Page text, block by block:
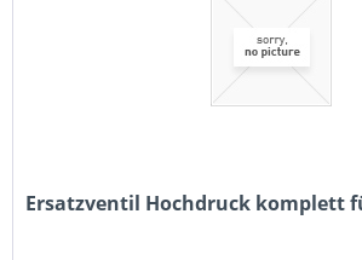
Ersatzventil Hochdruck komplett